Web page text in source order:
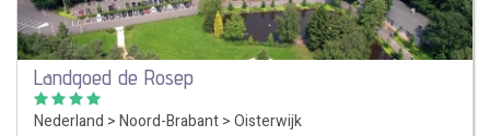
Landgoed de Rosep
Nederland >Noord-Brabant>Oisterwijk